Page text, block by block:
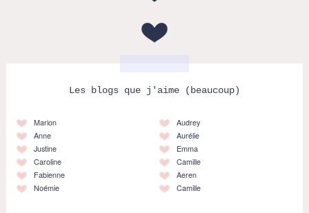
Les blogs que j'aime (beaucoup)
Marion
Anne
Justine
Caroline
Fabienne
Noémie
Audrey
Aurélie
Emma
Camille
Aeren
Camille